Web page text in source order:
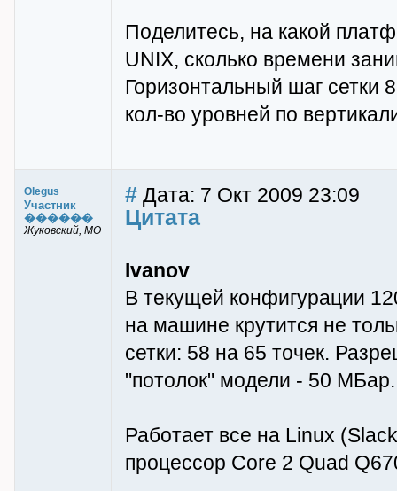
Поделитесь, на какой
UNIX, сколько времени
Горизонтальный шаг сетки
кол-во уровней по
Olegus
Участник
������
Жуковский, МО
# Дата: 7 Окт 2009 23:09
Цитата
Ivanov
В текущей конфигурации
на машине крутится не
сетки: 58 на 65 точек.
"потолок" модели - 50 МБар.
Работает все на Linux
процессор Core 2 Quad